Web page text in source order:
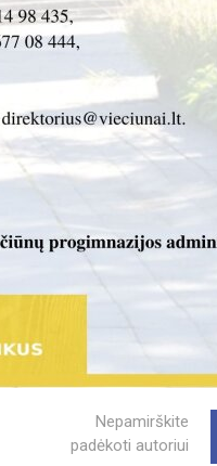
Nepamirškite
padėkoti autoriui